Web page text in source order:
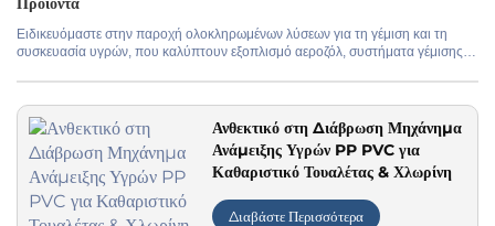
Εφαρμογή
Ειδικευόμαστε στην παροχή ολοκληρωμένων λύσεων για τη γέμιση και τη
συσκευασία υγρών, που καλύπτουν εξοπλισμό αεροζόλ, συστήματα γέμισης
αρωμάτων και συστήματα επεξεργασίας νερού. Τα προϊόντα μας κυμαίνονται
από αυτόνομες μηχανές μέχρι πλήρως αυτοματοποιημένες γραμμές
παραγωγής, με δυνατότητα προσαρμογής για να ικανοποιηθούν οι
συγκεκριμένες ανάγκες παραγωγής και οι απαιτήσεις υλικού.
Ανθεκτικό στη Διάβρωση Μηχάνημα
Ανάμειξης Υγρών PP PVC για
Καθαριστικό Τουαλέτας & Χλωρίνη
Διαβάστε Περισσότερα